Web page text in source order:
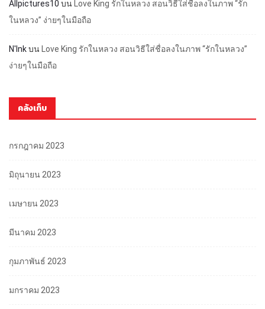
Allpictures10 บน
Love King รักในหลวง สอนวิธีใส่ชื่อลงในภาพ “รัก
ในหลวง” ง่ายๆในมือถือ
N'Inkบน
Love King รักในหลวง สอนวิธีใส่ชื่อลงในภาพ “รักในหลวง”
ง่ายๆในมือถือ
คลังเก็บ
กรกฎาคม 2023
มิถุนายน 2023
เมษายน 2023
มีนาคม 2023
กุมภาพันธ์ 2023
มกราคม 2023